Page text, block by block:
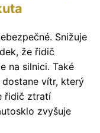
Snižuje
že řidič
na silnici. Také
vítr, který
řidič ztratí
zvyšuje